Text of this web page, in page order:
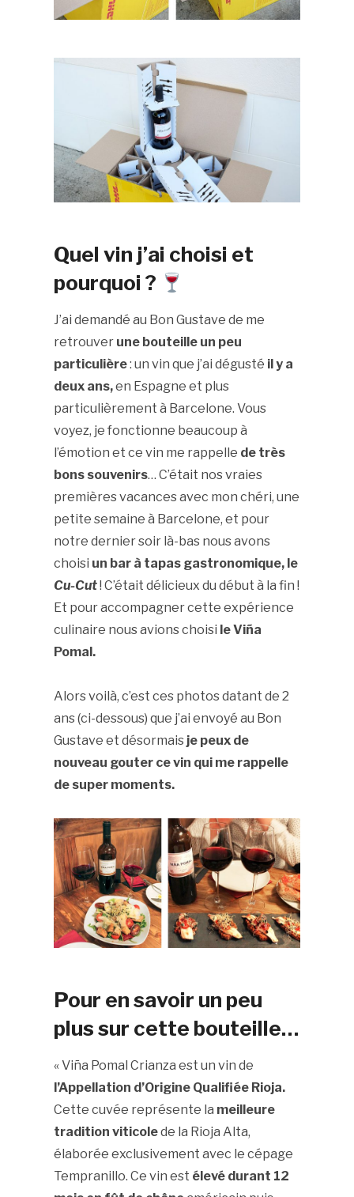
Quel vin j’ai choisi et
pourquoi ?
J’ai demandé au Bon Gustave de me
retrouver une bouteille un peu
particulière: un vin que j’ai dégusté il y a
deux ans,en Espagne et plus
particulièrement à Barcelone. Vous
voyez, je fonctionne beaucoup à
l’émotion et ce vin me rappelle de très
bons souvenirs… C’était nos vraies
premières vacances avec mon chéri, une
petite semaine à Barcelone, et pour
notre dernier soir là-bas nous avons
choisi un bar à tapas gastronomique, le
Cu-Cut! C’était délicieux du début à la fin !
Et pour accompagner cette expérience
culinaire nous avions choisi le Viña
Pomal.
Alors voilà, c’est ces photos datant de 2
ans (ci-dessous) que j’ai envoyé au Bon
Gustave et désormaisje peux de
nouveau gouter ce vin qui me rappelle
de super moments.
Pour en savoir un peu
plus sur cette bouteille…
« Viña Pomal Crianza est un vin de
l’Appellation d’Origine Qualifiée Rioja.
Cette cuvée représente la meilleure
tradition viticolede la Rioja Alta,
élaborée exclusivement avec le cépage
Tempranillo. Ce vin est élevé durant 12